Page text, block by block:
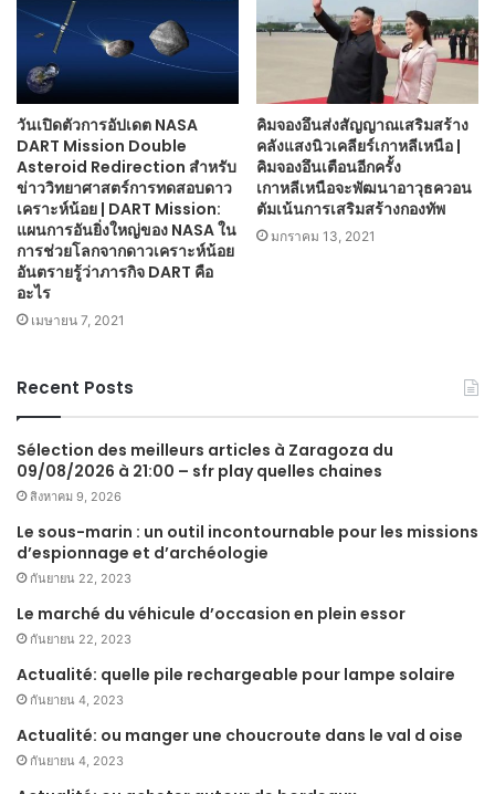
วันเปิดตัวการอัปเดต NASA
DART Mission Double
Asteroid Redirection สำหรับ
ข่าววิทยาศาสตร์การทดสอบดาว
เคราะห์น้อย | DART Mission:
แผนการอันยิ่งใหญ่ของ NASA ใน
การช่วยโลกจากดาวเคราะห์น้อย
อันตรายรู้ว่าภารกิจ DART คือ
อะไร
เมษายน 7, 2021
คิมจองอึนส่งสัญญาณเสริมสร้าง
คลังแสงนิวเคลียร์เกาหลีเหนือ |
คิมจองอึนเตือนอีกครั้ง
เกาหลีเหนือจะพัฒนาอาวุธควอน
ตัมเน้นการเสริมสร้างกองทัพ
มกราคม 13, 2021
Recent Posts
Sélection des meilleurs articles à Zaragoza du
09/08/2026 à 21:00 – sfr play quelles chaines
สิงหาคม 9, 2026
Le sous-marin : un outil incontournable pour les missions
d’espionnage et d’archéologie
กันยายน 22, 2023
Le marché du véhicule d’occasion en plein essor
กันยายน 22, 2023
Actualité: quelle pile rechargeable pour lampe solaire
กันยายน 4, 2023
Actualité: ou manger une choucroute dans le val d oise
กันยายน 4, 2023